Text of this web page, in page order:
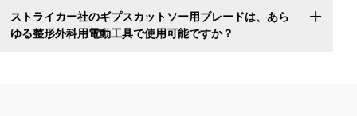
ストライカー社のギプスカットソー用ブレードは、あら
ゆる整形外科用電動工具で使用可能ですか？